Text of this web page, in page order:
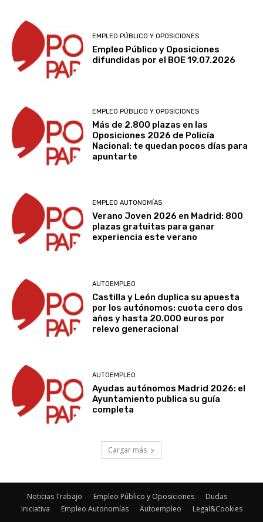
EMPLEO PÚBLICO Y OPOSICIONES
Empleo Público y Oposiciones
difundidas por el BOE 19.07.2026
EMPLEO PÚBLICO Y OPOSICIONES
Más de 2.800 plazas en las
Oposiciones 2026 de Policía
Nacional: te quedan pocos días para
apuntarte
EMPLEO AUTONOMÍAS
Verano Joven 2026 en Madrid: 800
plazas gratuitas para ganar
experiencia este verano
AUTOEMPLEO
Castilla y León duplica su apuesta
por los autónomos: cuota cero dos
años y hasta 20.000 euros por
relevo generacional
AUTOEMPLEO
Ayudas autónomos Madrid 2026: el
Ayuntamiento publica su guía
completa
Cargar más
Noticias Trabajo Empleo Público y Oposiciones
Dudas
Iniciativa
Empleo Autonomías Autoempleo Legal&Cookies